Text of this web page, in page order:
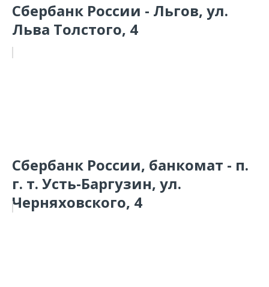
Сбербанк России - Льгов, ул.
Льва Толстого, 4
Сбербанк России, банкомат - п.
г. т. Усть-Баргузин, ул.
Черняховского, 4